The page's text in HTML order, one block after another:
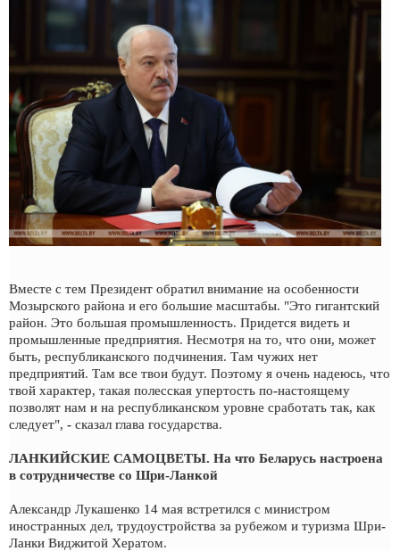
Вместе с тем Президент обратил внимание на особенности
Мозырского района и его большие масштабы. "Это гигантский
район. Это большая промышленность. Придется видеть и
промышленные предприятия. Несмотря на то, что они, может
быть, республиканского подчинения. Там чужих нет
предприятий. Там все твои будут. Поэтому я очень надеюсь, что
твой характер, такая полесская упертость по-настоящему
позволят нам и на республиканском уровне сработать так, как
следует", - сказал глава государства.
ЛАНКИЙСКИЕ САМОЦВЕТЫ. На что Беларусь настроена
в сотрудничестве со Шри-Ланкой
Александр Лукашенко 14 мая встретился с министром
иностранных дел, трудоустройства за рубежом и туризма Шри-
Ланки Виджитой Хератом.